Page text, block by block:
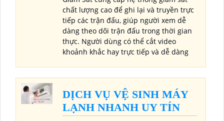
chất lượng cao để ghi lại và truyền trực
tiếp các trận đấu, giúp người xem dễ
dàng theo dõi trận đấu trong thời gian
thực. Người dùng có thể cắt video
khoảnh khắc hay trực tiếp và dễ dàng
DỊCH VỤ VỆ SINH MÁY
LẠNH NHANH UY TÍN